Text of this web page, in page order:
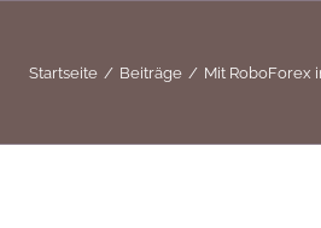
Startseite Beiträge Mit RoboForex